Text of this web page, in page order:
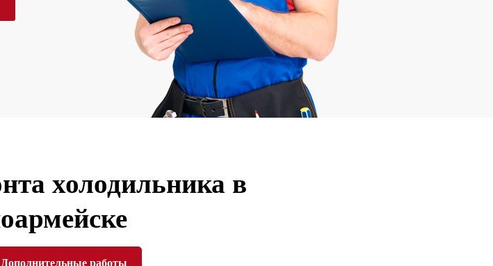
холодильника в
Дополнительные работы